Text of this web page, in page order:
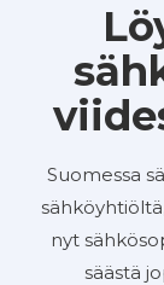
Suomessa
nyt
säästä